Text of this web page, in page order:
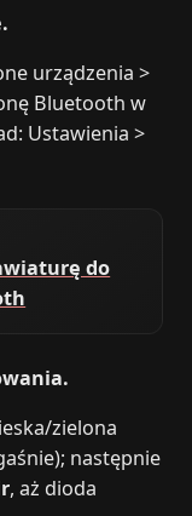
urządzenia >
Bluetooth w
Ustawienia >
do
zielona
następnie
, aż dioda